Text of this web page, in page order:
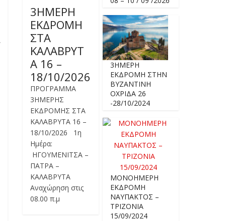
3ΗΜΕΡΗ
ΕΚΔΡΟΜΗ
ΣΤΑ
ΚΑΛΑΒΡΥΤ
Α 16 –
18/10/2026
ΠΡΟΓΡΑΜΜΑ
3ΗΜΕΡΗΣ
ΕΚΔΡΟΜΗΣ ΣΤΑ
ΚΑΛΑΒΡΥΤΑ 16 –
18/10/2026 1η
Ημέρα:
ΗΓΟΥΜΕΝΙΤΣΑ –
ΠΑΤΡΑ –
ΚΑΛΑΒΡΥΤΑ
Αναχώρηση στις
08.00 π.μ
3ΗΜΕΡΗ
ΕΚΔΡΟΜΗ ΣΤΗΝ
ΒΥΖΑΝΤΙΝΗ
ΟΧΡΙΔΑ 26
-28/10/2024
ΜΟΝΟΗΜΕΡΗ
ΕΚΔΡΟΜΗ
ΝΑΥΠΑΚΤΟΣ –
ΤΡΙΖΟΝΙΑ
15/09/2024